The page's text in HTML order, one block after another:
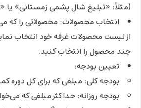
(مثلاً: «تبلیغ شال پشمی زمستانی» یا
انتخاب محصولات: محصولاتی را که
از لیست محصولات غرفه خود انتخاب
چند محصول را انتخاب کنید.
تعیین بودجه:
بودجه کلی: مبلغی که برای کل دوره
بودجه روزانه:حداکثر مبلغی که